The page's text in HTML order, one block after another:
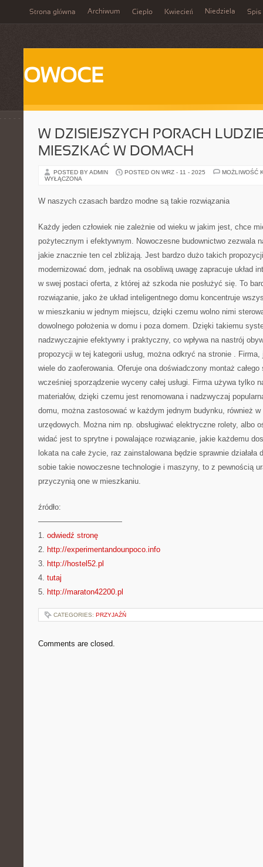
Strona główna Archiwum Ciepło Kwiecień Niedziela Spis
OWOCE
W DZISIEJSZYCH PORACH
MIESZKAĆ W DOMACH
POSTED BY ADMIN POSTED ON WRZ - 11 - 2025
MOŻLIWOŚĆ
WYŁĄCZONA
W naszych czasach bardzo modne są takie rozwiązania
Każdy jeden człowiek nie zależnie od wieku w jakim jest, chce
pożytecznym i efektywnym. Nowoczesne budownictwo zezwala
jakie znacznie ten cel zbliżają. Jest bardzo dużo takich
modernizować dom, jednak na osobliwą uwagę zapracuje układ
w swej postaci oferta, z której aż szkoda nie posłużyć się. To
rozwiązanie, jako że układ inteligentnego domu koncentruje
w mieszkaniu w jednym miejscu, dzięki czemu wolno nimi
dowolnego położenia w domu i poza domem. Dzięki takiemu
nadzwyczajnie efektywny i praktyczny, co wpływa na nastrój
propozycji w tej kategorii usług, można odkryć na stronie . Firma,
wiele do zaoferowania. Oferuje ona doświadczony montaż
wcześniej sporządzenie wyceny całej usługi. Firma używa tylko
materiałów, dzięki czemu jest renomowana i nadzwyczaj
domu, można zastosować w każdym jednym budynku, również
urzędowych. Można nim np. obsługiwać elektryczne rolety, albo
widać jest to sprytne i powalające rozwiązanie, jakie każdemu
lokata na całe życie, raz zainstalowana będzie sprawnie działała
sobie takie nowoczesne technologie i maszyny, to z pewnością
przyczynią one w mieszkaniu.
źródło:
———————————
1. odwiedź stronę
2. http://experimentandounpoco.info
3. http://hostel52.pl
4. tutaj
5. http://maraton42200.pl
CATEGORIES: PRZYJAŹŃ
Comments are closed.